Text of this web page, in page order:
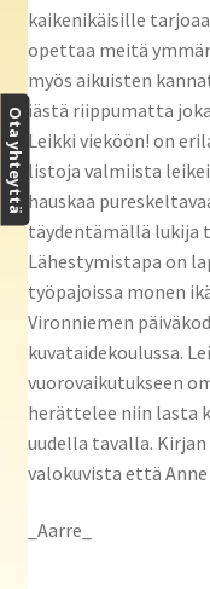
kaikenikäisille
opettaa meitä
myös aikuisten
iästä riippumatta
Leikki vieköön! on
listoja valmiista
hauskaa
täydentämällä lukija
Lähestymistapa on
työpajoissa monen
Vironniemen
kuvataidekoulussa.
vuorovaikutukseen
herättelee niin lasta
uudella tavalla.
valokuvista että
_Aarre_
Ota yhteyttä